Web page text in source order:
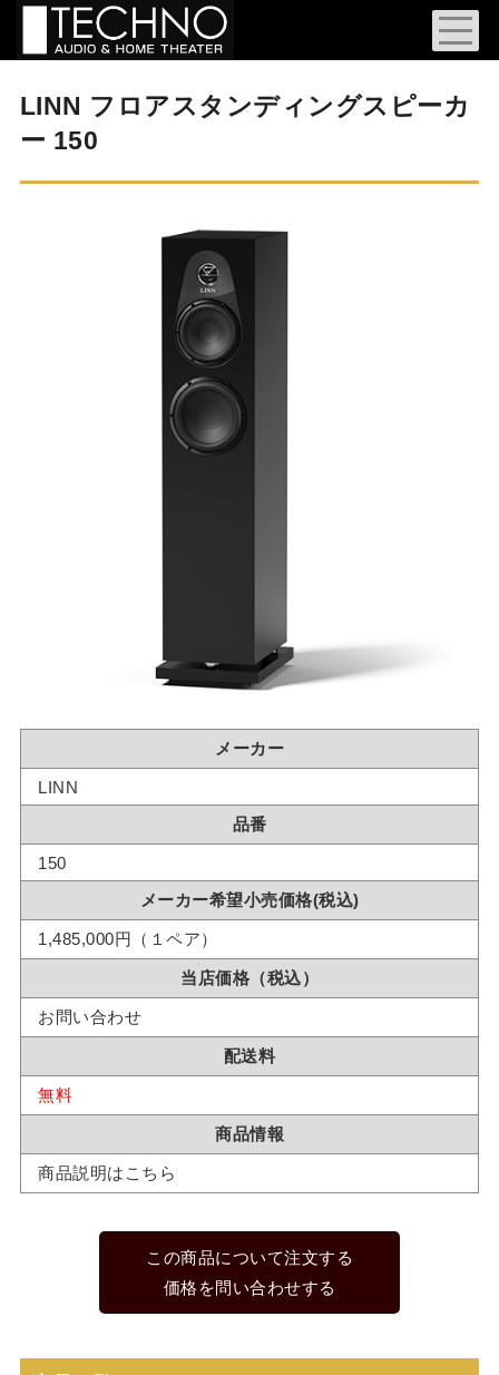
LINN フロアスタンディングスピーカ
ー 150
メーカー
LINN
品番
150
メーカー希望小売価格(税込)
1,485,000円（１ペア）
当店価格（税込）
お問い合わせ
配送料
無料
商品情報
商品説明はこちら
この商品について注文する
価格を問い合わせする